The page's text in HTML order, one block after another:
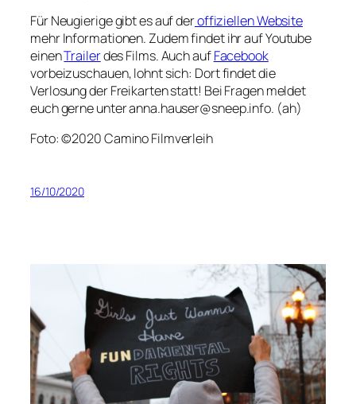
Für Neugierige gibt es auf deroffiziellen Website
mehr Informationen. Zudem findet ihr auf Youtube
einenTrailerdes Films. Auch aufFacebook
vorbeizuschauen, lohnt sich: Dort findet die
Verlosung der Freikarten statt! Bei Fragen meldet
euch gerne unter anna.hauser@sneep.info. (ah)
Foto: ©2020 Camino Filmverleih
16/10/2020